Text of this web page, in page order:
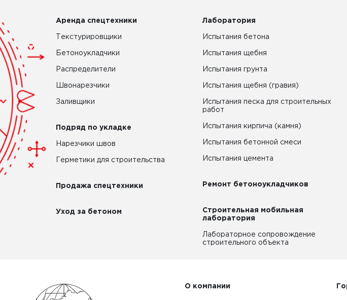
Аренда спецтехники
Текстурировщики
Бетоноукладчики
Распределители
Швонарезчики
Заливщики
Подряд по укладке
Нарезчики швов
Герметики для строительства
Продажа спецтехники
Уход за бетоном
Лаборатория
Испытания бетона
Испытания щебня
Испытания грунта
Испытания щебня (гравия)
Испытания песка для строительных
работ
Испытания кирпича (камня)
Испытания бетонной смеси
Испытания цемента
Ремонт бетоноукладчиков
Строительная мобильная
лаборатория
Лабораторное сопровождение
строительного объекта
О компании